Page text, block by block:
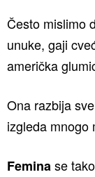
Često mislimo
unuke, gaji
američka
Ona razbija
izgleda mnogo
Feminase